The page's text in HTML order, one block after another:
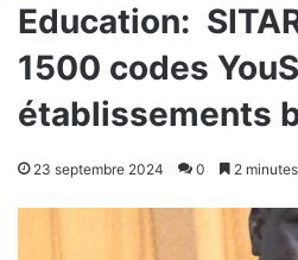
Education:
1500 codes
établissements
23 septembre 2024 0 2